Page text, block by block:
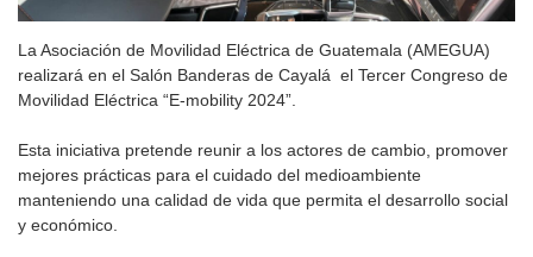
La Asociación de Movilidad Eléctrica de Guatemala (AMEGUA)
realizará en el Salón Banderas de Cayalá el Tercer Congreso de
Movilidad Eléctrica “E-mobility 2024”.
Esta iniciativa pretende reunir a los actores de cambio, promover
mejores prácticas para el cuidado del medioambiente
manteniendo una calidad de vida que permita el desarrollo social
y económico.